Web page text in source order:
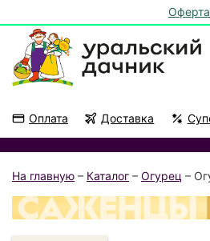
Оферта
Оплата Доставка
На главную – Каталог – Огурец –